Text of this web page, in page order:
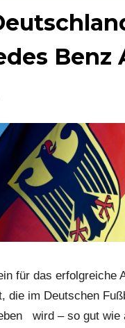
Benz
für das erfolgreiche
die im Deutschen
wird – so gut wie